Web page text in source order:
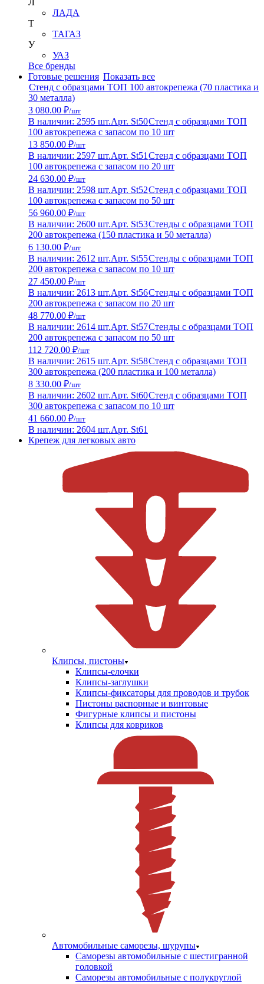
ЛАДА
Т
ТАГАЗ
У
УАЗ
Все бренды
Готовые решения Показать все
Стенд с образцами ТОП 100 автокрепежа (70 пластика и
30 металла)
3 080.00 ₽/шт
В наличии: 2595 шт.Арт. St50Стенд с образцами ТОП
100 автокрепежа с запасом по 10 шт
13 850.00 ₽/шт
В наличии: 2597 шт.Арт. St51 Стенд с образцами ТОП
100 автокрепежа с запасом по 20 шт
24 630.00 ₽/шт
В наличии: 2598 шт.Арт. St52Стенд с образцами ТОП
100 автокрепежа с запасом по 50 шт
56 960.00 ₽/шт
В наличии: 2600 шт.Арт. St53Стенды с образцами ТОП
200 автокрепежа (150 пластика и 50 металла)
6 130.00 ₽/шт
В наличии: 2612 шт.Арт. St55Стенды с образцами ТОП
200 автокрепежа с запасом по 10 шт
27 450.00 ₽/шт
В наличии: 2613 шт.Арт. St56Стенды с образцами ТОП
200 автокрепежа с запасом по 20 шт
48 770.00 ₽/шт
В наличии: 2614 шт.Арт. St57Стенды с образцами ТОП
200 автокрепежа с запасом по 50 шт
112 720.00 ₽/шт
В наличии: 2615 шт.Арт. St58Стенд с образцами ТОП
300 автокрепежа (200 пластика и 100 металла)
8 330.00 ₽/шт
В наличии: 2602 шт.Арт. St60Стенд с образцами ТОП
300 автокрепежа с запасом по 10 шт
41 660.00 ₽/шт
В наличии: 2604 шт.Арт. St61
Крепеж для легковых авто
Клипсы, пистоны
Клипсы-елочки
Клипсы-заглушки
Клипсы-фиксаторы для проводов и трубок
Пистоны распорные и винтовые
Фигурные клипсы и пистоны
Клипсы для ковриков
Автомобильные саморезы, шурупы
Саморезы автомобильные с шестигранной
головкой
Саморезы автомобильные с полукруглой